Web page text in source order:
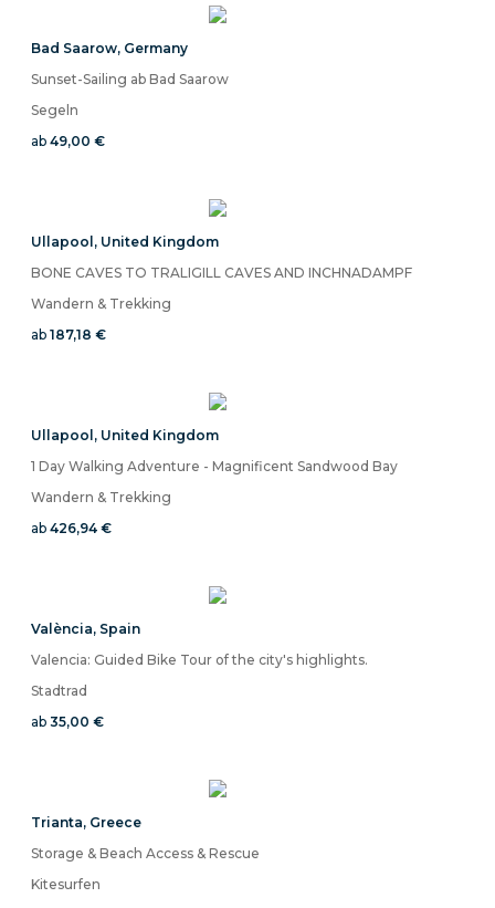
Bad Saarow, Germany
Sunset-Sailing ab Bad Saarow
Segeln
ab 49,00 €
Ullapool , United Kingdom
BONE CAVES TO TRALIGILL CAVES AND INCHNADAMPF
Wandern & Trekking
ab 187,18 €
Ullapool , United Kingdom
1 Day Walking Adventure - Magnificent Sandwood Bay
Wandern & Trekking
ab 426,94 €
València, Spain
Valencia: Guided Bike Tour of the city's highlights.
Stadtrad
ab 35,00 €
Trianta, Greece
Storage & Beach Access & Rescue
Kitesurfen